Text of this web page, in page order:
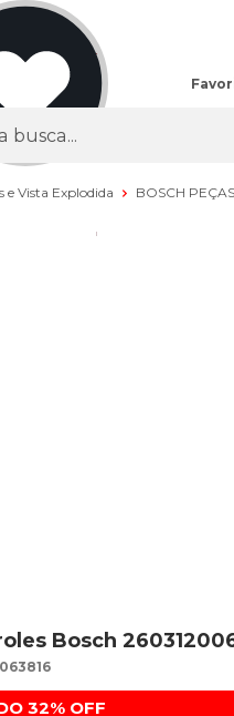
e Vista Explodida BOSCH PEÇAS
Bosch
32% OFF